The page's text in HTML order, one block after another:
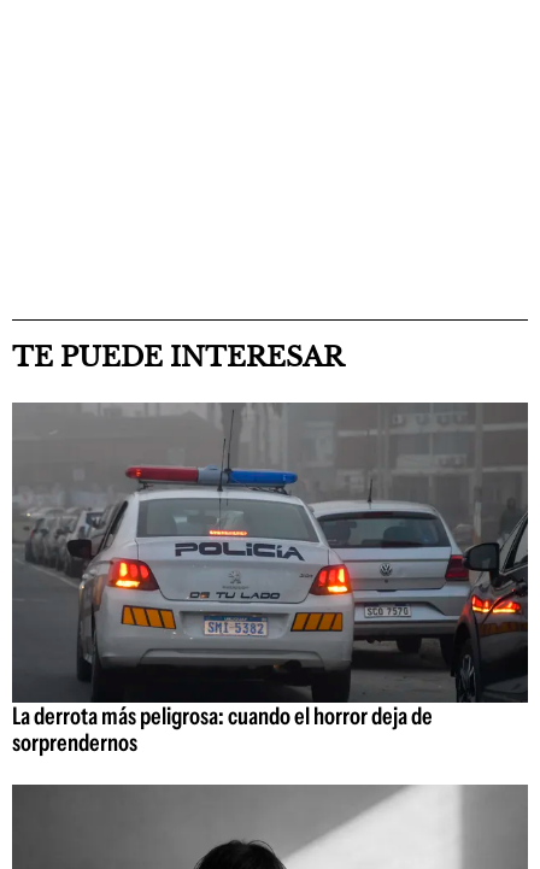
TE PUEDE INTERESAR
La derrota más peligrosa: cuando el horror deja de
sorprendernos